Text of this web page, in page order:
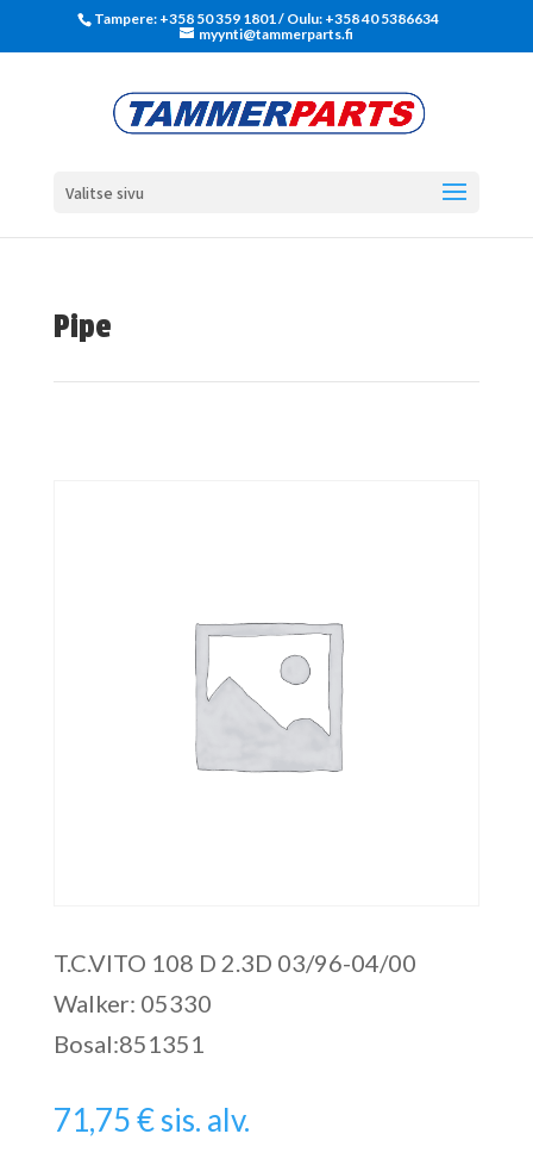
Tampere: +358 50 359 1801‬ / Oulu: +358 40 5386634
myynti@tammerparts.fi
Valitse sivu
Pipe
T.C.VITO 108 D 2.3D 03/96-04/00
Walker: 05330
Bosal:851351
71,75€sis. alv.